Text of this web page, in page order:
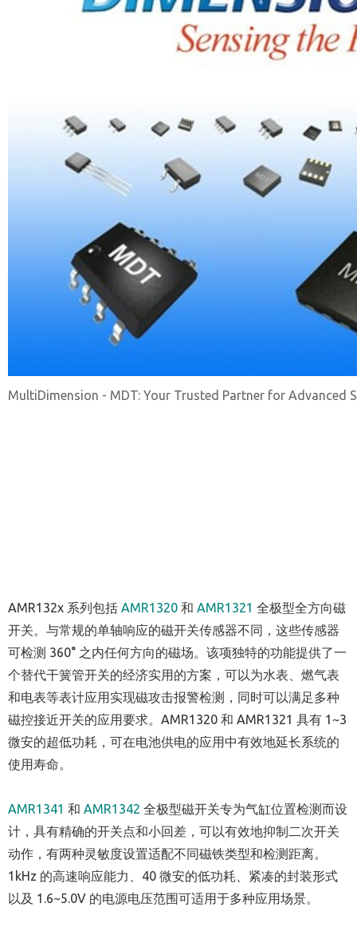
MultiDimension - MDT: Your Trusted Partner for Advanced
AMR132x 系列包括 AMR1320 和 AMR1321 全极型全方向磁
开关。与常规的单轴响应的磁开关传感器不同，这些传感器
可检测 360° 之内任何方向的磁场。该项独特的功能提供了一
个替代干簧管开关的经济实用的方案，可以为水表、燃气表
和电表等表计应用实现磁攻击报警检测，同时可以满足多种
磁控接近开关的应用要求。AMR1320 和 AMR1321 具有 1~3
微安的超低功耗，可在电池供电的应用中有效地延长系统的
使用寿命。
AMR1341 和 AMR1342 全极型磁开关专为气缸位置检测而设
计，具有精确的开关点和小回差，可以有效地抑制二次开关
动作，有两种灵敏度设置适配不同磁铁类型和检测距离。
1kHz 的高速响应能力、40 微安的低功耗、紧凑的封装形式
以及 1.6~5.0V 的电源电压范围可适用于多种应用场景。